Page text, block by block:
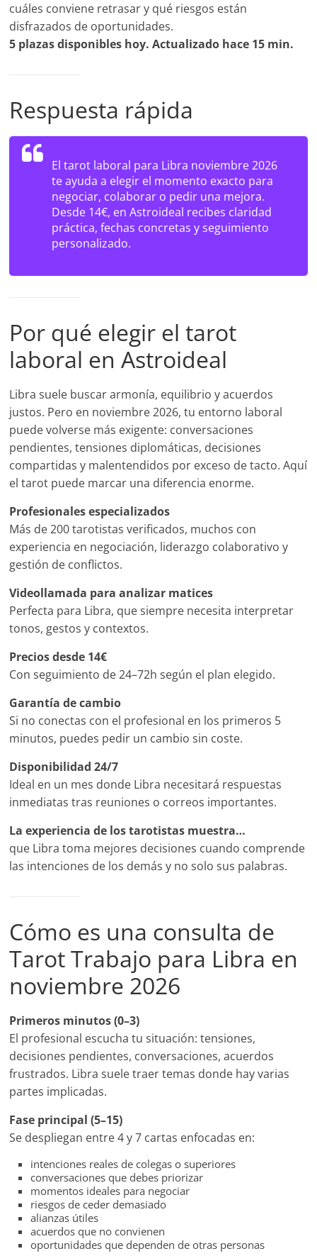
cuáles conviene retrasar y qué riesgos están
disfrazados de oportunidades.
5 plazas disponibles hoy. Actualizado hace 15 min.
Respuesta rápida
El tarot laboral para Libra noviembre 2026
te ayuda a elegir el momento exacto para
negociar, colaborar o pedir una mejora.
Desde 14€, en Astroideal recibes claridad
práctica, fechas concretas y seguimiento
personalizado.
Por qué elegir el tarot
laboral en Astroideal
Libra suele buscar armonía, equilibrio y acuerdos
justos. Pero en noviembre 2026, tu entorno laboral
puede volverse más exigente: conversaciones
pendientes, tensiones diplomáticas, decisiones
compartidas y malentendidos por exceso de tacto. Aquí
el tarot puede marcar una diferencia enorme.
Profesionales especializados
Más de 200 tarotistas verificados, muchos con
experiencia en negociación, liderazgo colaborativo y
gestión de conflictos.
Videollamada para analizar matices
Perfecta para Libra, que siempre necesita interpretar
tonos, gestos y contextos.
Precios desde 14€
Con seguimiento de 24–72h según el plan elegido.
Garantía de cambio
Si no conectas con el profesional en los primeros 5
minutos, puedes pedir un cambio sin coste.
Disponibilidad 24/7
Ideal en un mes donde Libra necesitará respuestas
inmediatas tras reuniones o correos importantes.
La experiencia de los tarotistas muestra…
que Libra toma mejores decisiones cuando comprende
las intenciones de los demás y no solo sus palabras.
Cómo es una consulta de
Tarot Trabajo para Libra en
noviembre 2026
Primeros minutos (0–3)
El profesional escucha tu situación: tensiones,
decisiones pendientes, conversaciones, acuerdos
frustrados. Libra suele traer temas donde hay varias
partes implicadas.
Fase principal (5–15)
Se despliegan entre 4 y 7 cartas enfocadas en:
intenciones reales de colegas o superiores
conversaciones que debes priorizar
momentos ideales para negociar
riesgos de ceder demasiado
alianzas útiles
acuerdos que no convienen
oportunidades que dependen de otras personas